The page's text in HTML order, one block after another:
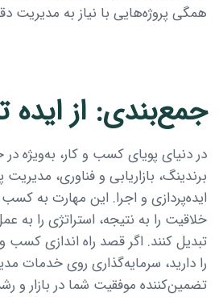
همگی پروژه‌هایی با نیاز به مدیریت
جمع‌بندی: از ایده
در دنیای پویای کسب و کار، به‌ویژه در
برندینگ، بازاریابی و فناوری،
ایده‌پردازی و اجرا. این مهارت به
خلاقیت را به نتیجه، استراتژی را به
تبدیل کنند. اگر قصد راه اندازی کسب
را دارید، سرمایه‌گذاری روی خدمات
تضمین‌کننده موفقیت شما در بازار و